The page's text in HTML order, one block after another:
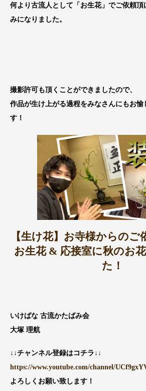
何より古流人として「お生花」でご依頼
みになりました。
撮影許可も頂くことができましたので、
作品が生け上がる過程をみなさんにもお
す！
【生け花】お寺様からのご
お生花 & 応接室に秋のお
た！
いけばな 古流かたばみ会
大塚 理航
↓↓チャンネル登録はコチラ↓↓
https://www.youtube.com/channel/
よろしくお願い致します！